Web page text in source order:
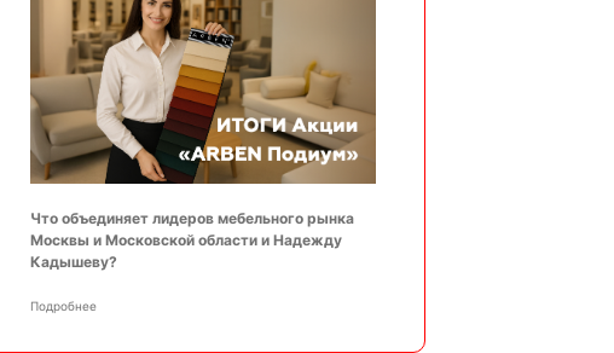
Что объединяет лидеров мебельного рынка
Москвы и Московской области и Надежду
Кадышеву?
Подробнее